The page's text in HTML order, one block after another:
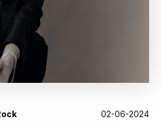
02-06-2024